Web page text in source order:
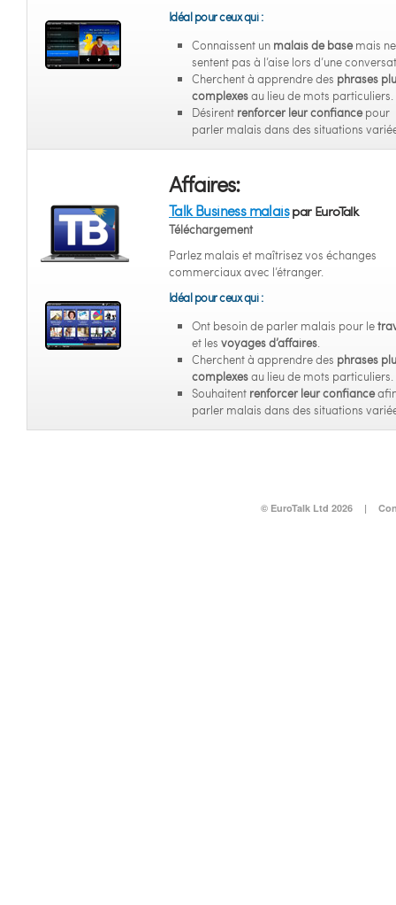
Idéal pour ceux qui :
Connaissent un malais de basemais
sentent pas à l’aise lors d’une
Cherchent à apprendre des phrases
complexesau lieu de mots particuliers.
Désirent renforcer leur confiancepour
parler malais dans des situations
Affaires:
Talk Business malaispar EuroTalk
Téléchargement
Parlez malais et maîtrisez vos échanges
commerciaux avec l’étranger.
Idéal pour ceux qui :
Ont besoin de parler malais pour le
et les voyages d’affaires.
Cherchent à apprendre des phrases
complexesau lieu de mots particuliers.
Souhaitent renforcer leur confiance
parler malais dans des situations
© EuroTalk Ltd 2026 |